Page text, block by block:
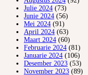
Julie 2024 (73)
Junie 2024 (56)
Mei 2024 (91)
April 2024 (63)
Maart 2024 (60)
Februarie 2024 (81)
Januarie 2024 (106)
Desember 2023 (53)
November 2023 (89)